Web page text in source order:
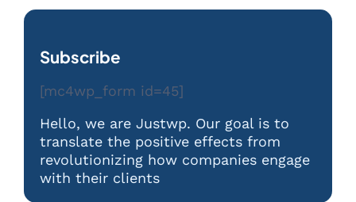
Subscribe
[mc4wp_form id=45]
Hello, we are Justwp. Our goal is to
translate the positive effects from
revolutionizing how companies engage
with their clients